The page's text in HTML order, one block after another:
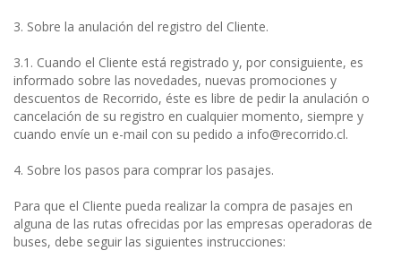
3. Sobre la anulación del registro del Cliente.
3.1. Cuando el Cliente está registrado y, por consiguiente, es
informado sobre las novedades, nuevas promociones y
descuentos de Recorrido, éste es libre de pedir la anulación o
cancelación de su registro en cualquier momento, siempre y
cuando envíe un e-mail con su pedido a info@recorrido.cl.
4. Sobre los pasos para comprar los pasajes.
Para que el Cliente pueda realizar la compra de pasajes en
alguna de las rutas ofrecidas por las empresas operadoras de
buses, debe seguir las siguientes instrucciones: